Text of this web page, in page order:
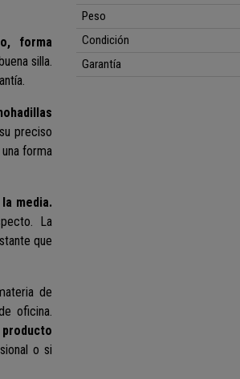
forma
silla.
preciso
forma
media.
La
que
de
oficina.
producto
o si
Peso
Condición
Garantía